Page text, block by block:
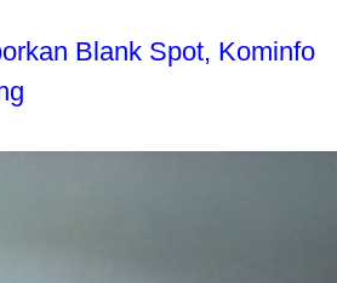
Blank Spot, Kominfo